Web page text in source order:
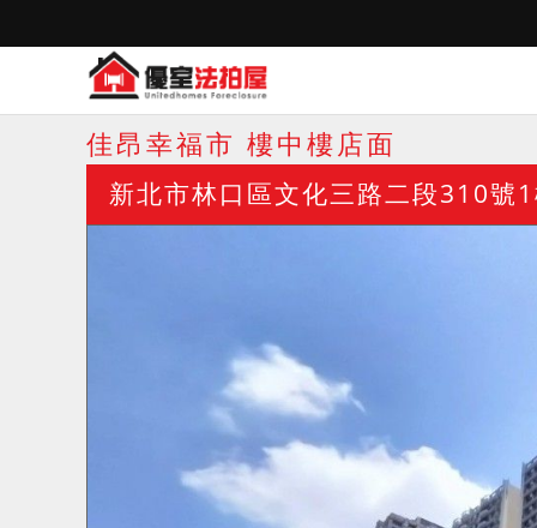
佳昂幸福市 樓中樓店面
新北市林口區文化三路二段310號